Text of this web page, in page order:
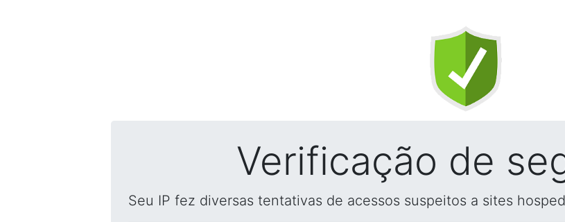
Verificação de
Seu IP fez diversas tentativas de acessos suspeitos a sites